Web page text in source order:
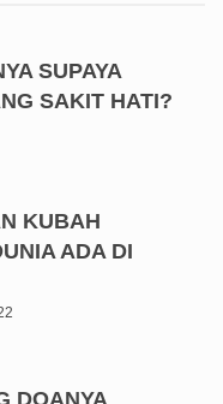
SUPAYA
SAKIT HATI?
KUBAH
ADA DI